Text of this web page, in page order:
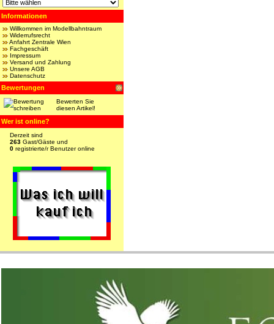
Informationen
Willkommen im Modellbahntraum
Widerrufsrecht
Anfahrt Zentrale Wien
Fachgeschäft
Impressum
Versand und Zahlung
Unsere AGB
Datenschutz
Bewertungen
Bewerten Sie
diesen Artikel!
Wer ist online?
Derzeit sind
263 Gast/Gäste und
0 registrierte/r Benutzer online